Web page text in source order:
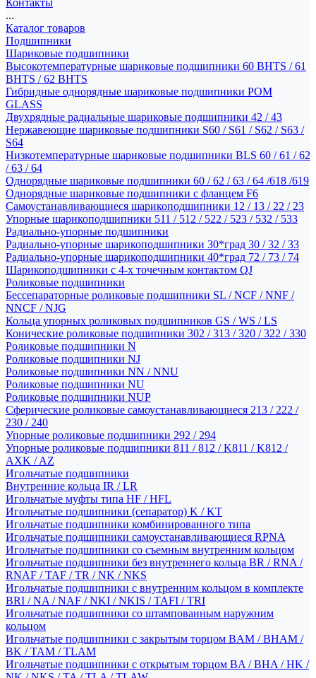
Контакты
...
Каталог товаров
Подшипники
Шариковые подшипники
Высокотемпературные шариковые подшипники 60 BHTS / 61
BHTS / 62 BHTS
Гибридные однорядные шариковые подшипники POM
GLASS
Двухрядные радиальные шариковые подшипники 42 / 43
Нержавеющие шариковые подшипники S60 / S61 / S62 / S63 /
S64
Низкотемпературные шариковые подшипники BLS 60 / 61 / 62
/ 63 / 64
Однорядные шариковые подшипники 60 / 62 / 63 / 64 /618 /619
Однорядные шариковые подшипники с фланцем F6
Самоустанавливающиеся шарикоподшипники 12 / 13 / 22 / 23
Упорные шарикоподшипники 511 / 512 / 522 / 523 / 532 / 533
Радиально-упорные подшипники
Радиально-упорные шарикоподшипники 30*град 30 / 32 / 33
Радиально-упорные шарикоподшипники 40*град 72 / 73 / 74
Шарикоподшипники с 4-х точечным контактом QJ
Роликовые подшипники
Бессепараторные роликовые подшипники SL / NCF / NNF /
NNCF / NJG
Кольца упорных роликовых подшипников GS / WS / LS
Конические роликовые подшипники 302 / 313 / 320 / 322 / 330
Роликовые подшипники N
Роликовые подшипники NJ
Роликовые подшипники NN / NNU
Роликовые подшипники NU
Роликовые подшипники NUP
Сферические роликовые самоустанавливающиеся 213 / 222 /
230 / 240
Упорные роликовые подшипники 292 / 294
Упорные роликовые подшипники 811 / 812 / K811 / K812 /
AXK / AZ
Игольчатые подшипники
Внутренние кольца IR / LR
Игольчатые муфты типа HF / HFL
Игольчатые подшипники (сепаратор) K / KT
Игольчатые подшипники комбинированного типа
Игольчатые подшипники самоустанавливающиеся RPNA
Игольчатые подшипники со съемным внутренним кольцом
Игольчатые подшипники без внутреннего кольца BR / RNA /
RNAF / TAF / TR / NK / NKS
Игольчатые подшипники с внутренним кольцом в комплекте
BRI / NA / NAF / NKI / NKIS / TAFI / TRI
Игольчатые подшипники со штампованным наружним
кольцом
Игольчатые подшипники с закрытым торцом BAM / BHAM /
BK / TAM / TLAM
Игольчатые подшипники с открытым торцом BA / BHA / HK /